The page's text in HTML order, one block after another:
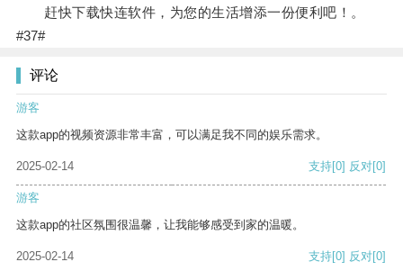
赶快下载快连软件，为您的生活增添一份便利吧！。
#37#
评论
游客
这款app的视频资源非常丰富，可以满足我不同的娱乐需求。
2025-02-14 支持[0] 反对[0]
游客
这款app的社区氛围很温馨，让我能够感受到家的温暖。
2025-02-14 支持[0] 反对[0]